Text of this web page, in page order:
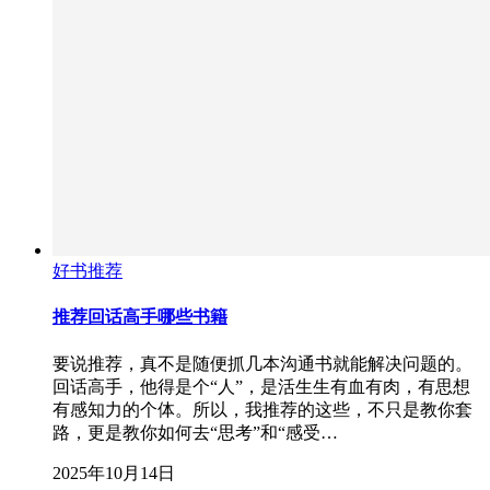
好书推荐
推荐回话高手哪些书籍
要说推荐，真不是随便抓几本沟通书就能解决问题的。
回话高手，他得是个“人”，是活生生有血有肉，有思想
有感知力的个体。所以，我推荐的这些，不只是教你套
路，更是教你如何去“思考”和“感受…
2025年10月14日